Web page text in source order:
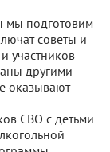
мы подготовим
советы и
участников
другими
оказывают
СВО с детьми